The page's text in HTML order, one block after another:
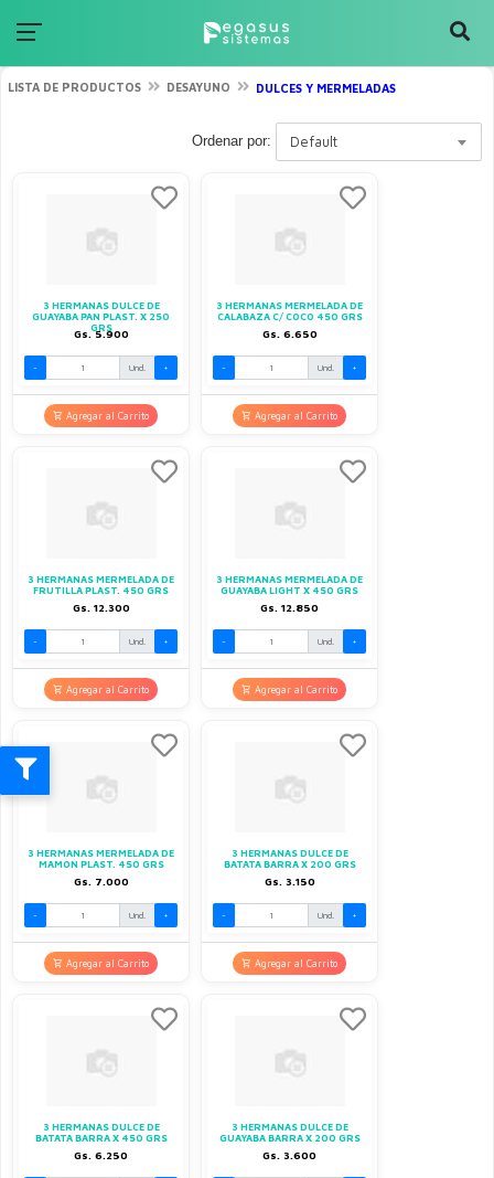
LISTA DE PRODUCTOS DESAYUNO DULCES Y MERMELADAS
Ordenar por: Default
3 HERMANAS DULCE DE
GUAYABA PAN PLAST. X 250
GRS
Gs. 5.900
- Und. +
Agregar al Carrito
3 HERMANAS MERMELADA DE
CALABAZA C/ COCO 450 GRS
Gs. 6.650
- Und. +
Agregar al Carrito
3 HERMANAS MERMELADA DE
FRUTILLA PLAST. 450 GRS
Gs. 12.300
- Und. +
Agregar al Carrito
3 HERMANAS MERMELADA DE
GUAYABA LIGHT X 450 GRS
Gs. 12.850
- Und. +
Agregar al Carrito
3 HERMANAS MERMELADA DE
MAMON PLAST. 450 GRS
Gs. 7.000
- Und. +
Agregar al Carrito
3 HERMANAS DULCE DE
BATATA BARRA X 200 GRS
Gs. 3.150
- Und. +
Agregar al Carrito
3 HERMANAS DULCE DE
BATATA BARRA X 450 GRS
Gs. 6.250
3 HERMANAS DULCE DE
GUAYABA BARRA X 200 GRS
Gs. 3.600